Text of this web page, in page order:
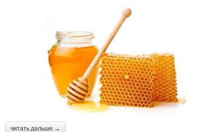
читать дальше →